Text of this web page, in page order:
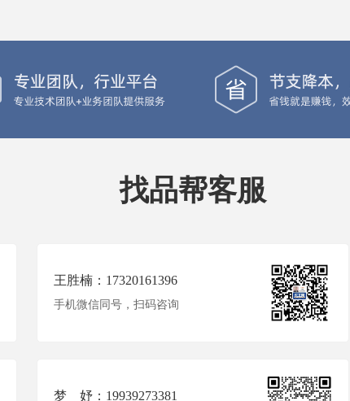
找品帮客服
王胜楠：17320161396
手机微信同号，扫码咨询
梦 妤：19939273381